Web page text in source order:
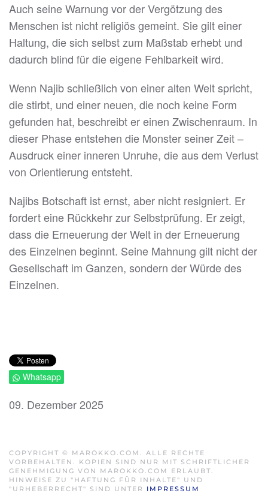
Auch seine Warnung vor der Vergötzung des
Menschen ist nicht religiös gemeint. Sie gilt einer
Haltung, die sich selbst zum Maßstab erhebt und
dadurch blind für die eigene Fehlbarkeit wird.
Wenn Najib schließlich von einer alten Welt spricht,
die stirbt, und einer neuen, die noch keine Form
gefunden hat, beschreibt er einen Zwischenraum. In
dieser Phase entstehen die Monster seiner Zeit –
Ausdruck einer inneren Unruhe, die aus dem Verlust
von Orientierung entsteht.
Najibs Botschaft ist ernst, aber nicht resigniert. Er
fordert eine Rückkehr zur Selbstprüfung. Er zeigt,
dass die Erneuerung der Welt in der Erneuerung
des Einzelnen beginnt. Seine Mahnung gilt nicht der
Gesellschaft im Ganzen, sondern der Würde des
Einzelnen.
Whatsapp
09. Dezember 2025
COPYRIGHT © MAROKKO.COM. ALLE RECHTE
VORBEHALTEN. KOPIEN SIND NUR MIT SCHRIFTLICHER
GENEHMIGUNG VON MAROKKO.COM ERLAUBT.
HINWEISE ZU "HAFTUNG FÜR INHALTE" UND
"URHEBERRECHT" SIND UNTER IMPRESSUM